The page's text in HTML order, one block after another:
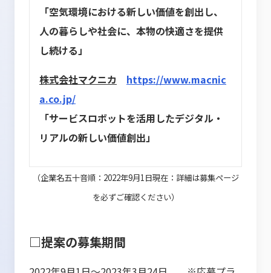
「空気環境における新しい価値を創出し、
人の暮らしや社会に、本物の快適さを提供
し続ける」
株式会社マクニカ
https://www.macnic
a.co.jp/
「サービスロボットを活用したデジタル・
リアルの新しい価値創出」
（企業名五十音順：2022年9月1日現在：詳細は募集ページ
を必ずご確認ください）
□提案の募集期間